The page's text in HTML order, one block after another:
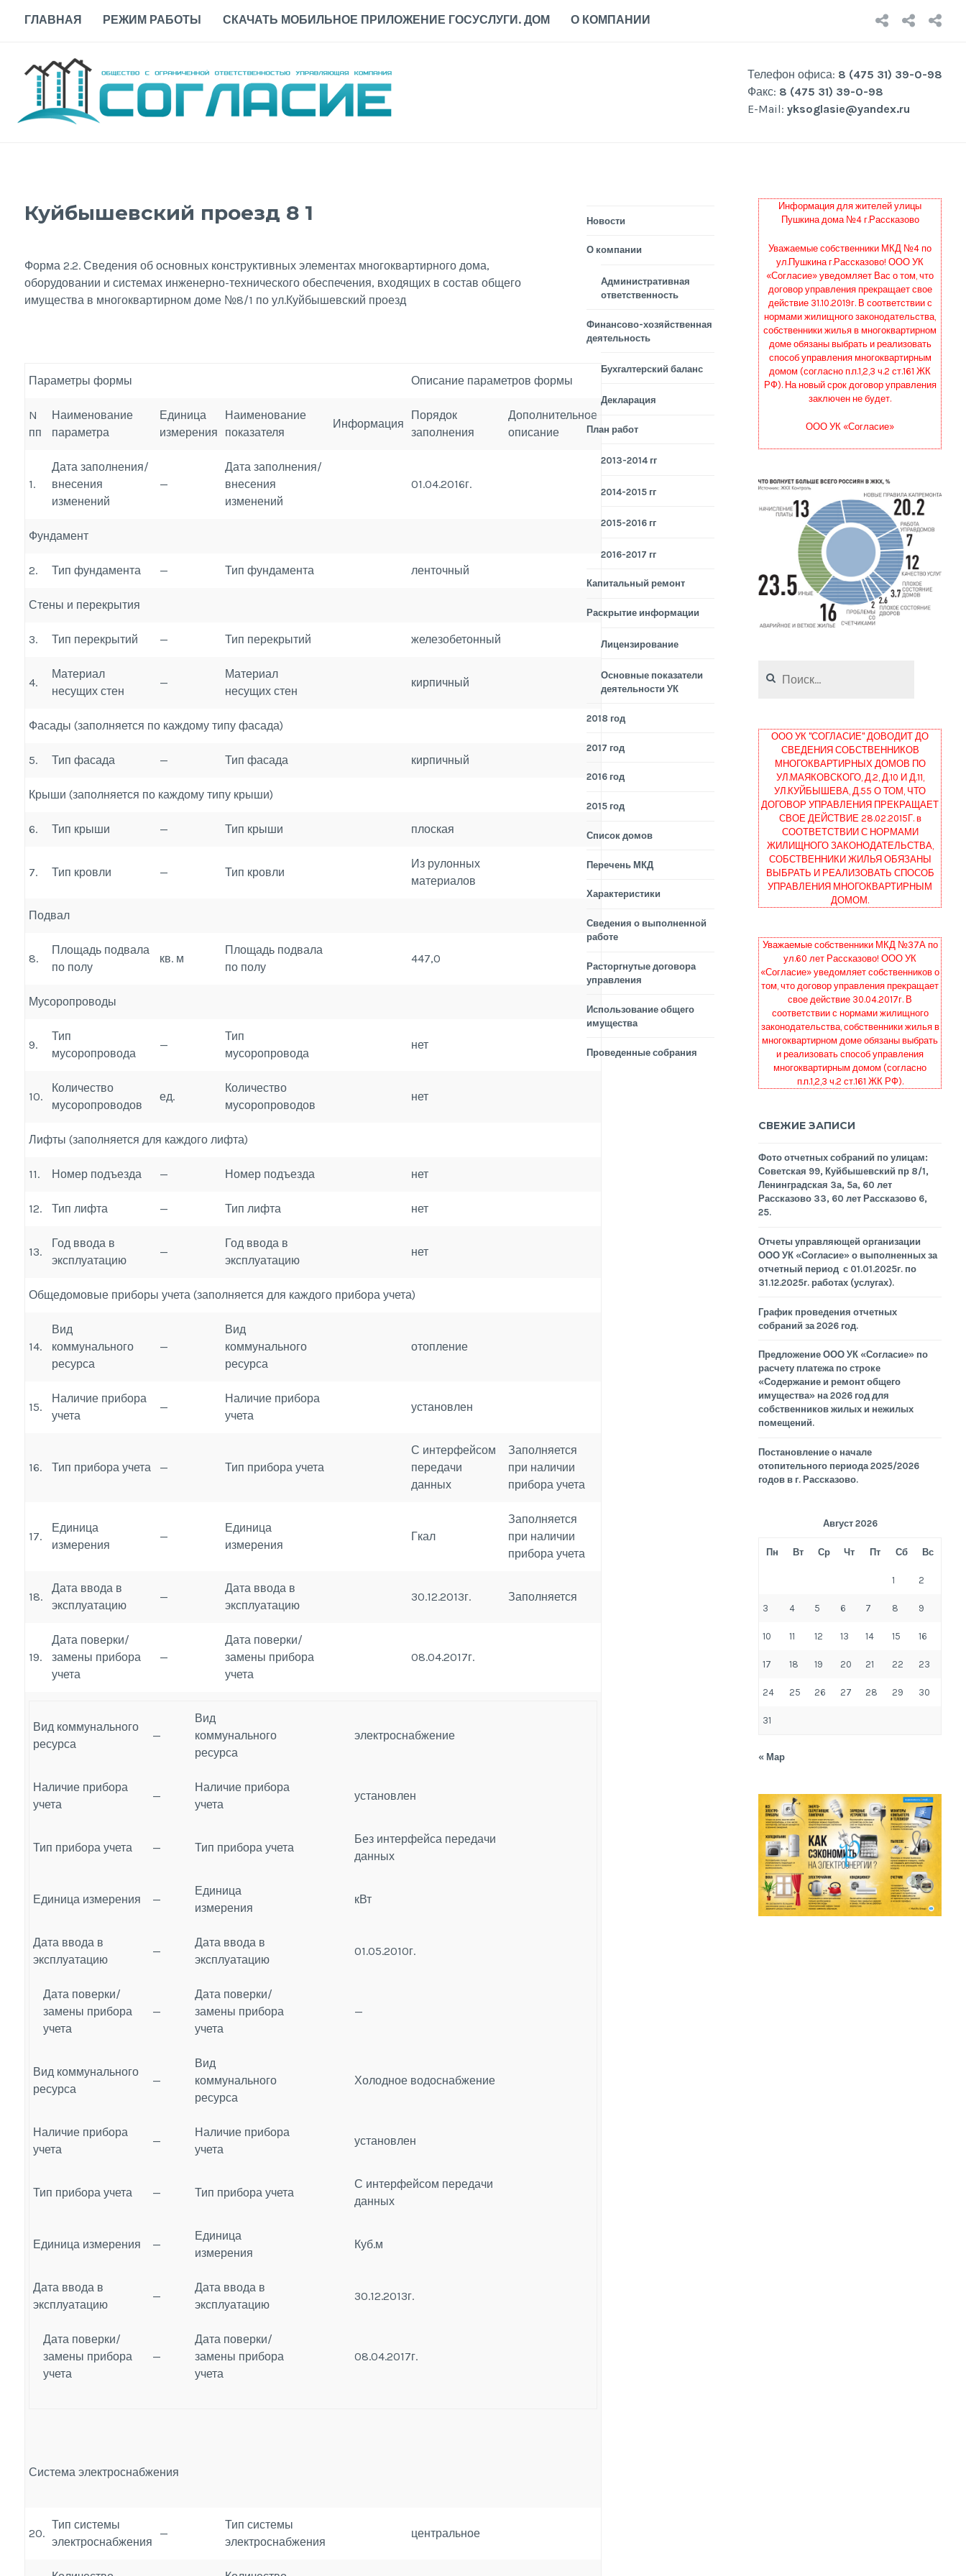
ГЛАВНАЯ РЕЖИМ РАБОТЫ СКАЧАТЬ МОБИЛЬНОЕ ПРИЛОЖЕНИЕ ГОСУСЛУГИ. ДОМ О КОМПАНИИ
О
Телефон офиса: 8 (475 31) 39-0-98
Факс: 8 (475 31) 39-0-98
E-Mail: yksoglasie@yandex.ru
Куйбышевский проезд 8 1
Форма 2.2. Сведения об основных конструктивных элементах многоквартирного дома,
оборудовании и системах инженерно-технического обеспечения, входящих в состав общего
имущества в многоквартирном доме №8/1 по ул.Куйбышевский проезд
Параметры формы Описание параметров формы
N
пп
Наименование
параметра
Единица
измерения
Наименование
показателя
Информация
Порядок
заполнения
Дополнительное
описание
1.
Дата заполнения/
внесения
изменений
—
Дата заполнения/
внесения
изменений
01.04.2016г.
Фундамент
2. Тип фундамента — Тип фундамента ленточный
Стены и перекрытия
3. Тип перекрытий — Тип перекрытий железобетонный
4.
Материал
несущих стен
—
Материал
несущих стен
кирпичный
Фасады (заполняется по каждому типу фасада)
5. Тип фасада — Тип фасада кирпичный
Крыши (заполняется по каждому типу крыши)
6. Тип крыши — Тип крыши плоская
7. Тип кровли — Тип кровли
Из рулонных
материалов
Подвал
8.
Площадь подвала
по полу
кв. м
Площадь подвала
по полу
447,0
Мусоропроводы
9.
Тип
мусоропровода
—
Тип
мусоропровода
нет
10.
Количество
мусоропроводов
ед.
Количество
мусоропроводов
нет
Лифты (заполняется для каждого лифта)
11. Номер подъезда — Номер подъезда нет
12. Тип лифта — Тип лифта нет
13.
Год ввода в
эксплуатацию
—
Год ввода в
эксплуатацию
нет
Общедомовые приборы учета (заполняется для каждого прибора учета)
14.
Вид
коммунального
ресурса
—
Вид
коммунального
ресурса
отопление
15.
Наличие прибора
учета
—
Наличие прибора
учета
установлен
16. Тип прибора учета — Тип прибора учета
С интерфейсом
передачи
данных
Заполняется
при наличии
прибора учета
17.
Единица
измерения
—
Единица
измерения
Гкал
Заполняется
при наличии
прибора учета
18.
Дата ввода в
эксплуатацию
—
Дата ввода в
эксплуатацию
30.12.2013г. Заполняется
19.
Дата поверки/
замены прибора
учета
—
Дата поверки/
замены прибора
учета
08.04.2017г.
Вид коммунального
ресурса
—
Вид
коммунального
ресурса
электроснабжение
Наличие прибора
учета
—
Наличие прибора
учета
установлен
Тип прибора учета — Тип прибора учета
Без интерфейса передачи
данных
Единица измерения —
Единица
измерения
кВт
Дата ввода в
эксплуатацию
—
Дата ввода в
эксплуатацию
01.05.2010г.
Дата поверки/
замены прибора
учета
—
Дата поверки/
замены прибора
учета
—
Вид коммунального
ресурса
—
Вид
коммунального
ресурса
Холодное водоснабжение
Наличие прибора
учета
—
Наличие прибора
учета
установлен
Тип прибора учета — Тип прибора учета
С интерфейсом передачи
данных
Единица измерения —
Единица
измерения
Куб.м
Дата ввода в
эксплуатацию
—
Дата ввода в
эксплуатацию
30.12.2013г.
Дата поверки/
замены прибора
учета
—
Дата поверки/
замены прибора
учета
08.04.2017г.
Система электроснабжения
20.
Тип системы
электроснабжения
—
Тип системы
электроснабжения
центральное
Новости
О компании
Административная
ответственность
Финансово-хозяйственная
деятельность
Бухгалтерский баланс
Декларация
План работ
2013-2014 гг
2014-2015 гг
2015-2016 гг
2016-2017 гг
Капитальный ремонт
Раскрытие информации
Лицензирование
Основные показатели
деятельности УК
2018 год
2017 год
2016 год
2015 год
Список домов
Перечень МКД
Характеристики
Сведения о выполненной
работе
Расторгнутые договора
управления
Использование общего
имущества
Проведенные собрания
Информация для жителей улицы
Пушкина дома №4 г.Рассказово
Уважаемые собственники МКД №4 по
ул.Пушкина г.Рассказово! ООО УК
«Согласие» уведомляет Вас о том, что
договор управления прекращает свое
действие 31.10.2019г. В соответствии с
нормами жилищного законодательства,
собственники жилья в многоквартирном
доме обязаны выбрать и реализовать
способ управления многоквартирным
домом (согласно п.п.1,2,3 ч.2 ст.161 ЖК
РФ). На новый срок договор управления
заключен не будет.
ООО УК «Согласие»
ООО УК "СОГЛАСИЕ" ДОВОДИТ ДО
СВЕДЕНИЯ СОБСТВЕННИКОВ
МНОГОКВАРТИРНЫХ ДОМОВ ПО
УЛ.МАЯКОВСКОГО, Д.2, Д.10 И Д.11,
УЛ.КУЙБЫШЕВА, Д.55 О ТОМ, ЧТО
ДОГОВОР УПРАВЛЕНИЯ ПРЕКРАЩАЕТ
СВОЕ ДЕЙСТВИЕ 28.02.2015Г. в
СООТВЕТСТВИИ С НОРМАМИ
ЖИЛИЩНОГО ЗАКОНОДАТЕЛЬСТВА,
СОБСТВЕННИКИ ЖИЛЬЯ ОБЯЗАНЫ
ВЫБРАТЬ И РЕАЛИЗОВАТЬ СПОСОБ
УПРАВЛЕНИЯ МНОГОКВАРТИРНЫМ
ДОМОМ.
Уважаемые собственники МКД №37А по
ул.60 лет Рассказово! ООО УК
«Согласие» уведомляет собственников о
том, что договор управления прекращает
свое действие 30.04.2017г. В
соответствии с нормами жилищного
законодательства, собственники жилья в
многоквартирном доме обязаны выбрать
и реализовать способ управления
многоквартирным домом (согласно
п.п.1,2,3 ч.2 ст.161 ЖК РФ).
СВЕЖИЕ ЗАПИСИ
Фото отчетных собраний по улицам:
Советская 99, Куйбышевский пр 8/1,
Ленинградская 3а, 5а, 60 лет
Рассказово 33, 60 лет Рассказово 6,
25.
Отчеты управляющей организации
ООО УК «Согласие» о выполненных за
отчетный период с 01.01.2025г. по
31.12.2025г. работах (услугах).
График проведения отчетных
собраний за 2026 год.
Предложение ООО УК «Согласие» по
расчету платежа по строке
«Содержание и ремонт общего
имущества» на 2026 год для
собственников жилых и нежилых
помещений.
Постановление о начале
отопительного периода 2025/2026
годов в г. Рассказово.
Август 2026
Пн Вт Ср Чт Пт Сб Вс
1 2
3 4 5 6 7 8 9
10 11 12 13 14 15 16
17 18 19 20 21 22 23
24 25 26 27 28 29 30
31
« Мар